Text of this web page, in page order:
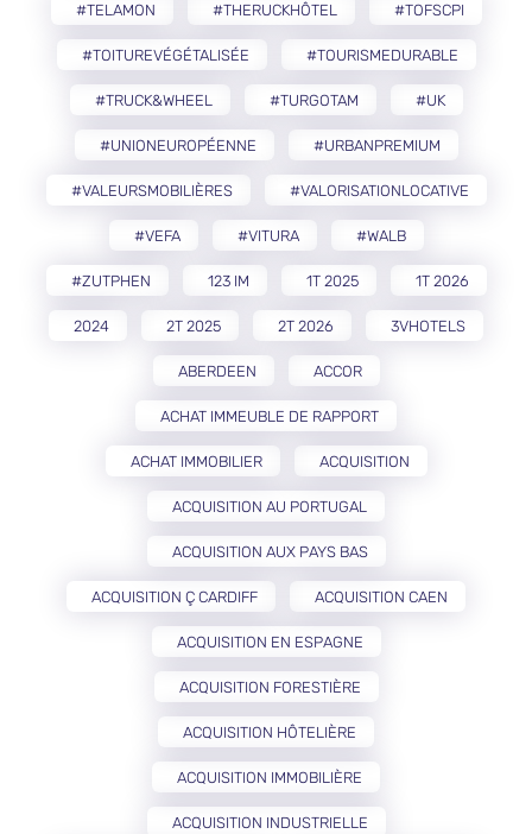
#TELAMON #THERUCKHÔTEL #TOFSCPI
#TOITUREVÉGÉTALISÉE #TOURISMEDURABLE
#TRUCK&WHEEL #TURGOTAM #UK
#UNIONEUROPÉENNE #URBANPREMIUM
#VALEURSMOBILIÈRES #VALORISATIONLOCATIVE
#VEFA #VITURA #WALB
#ZUTPHEN 123 IM 1T 2025 1T 2026
2024 2T 2025 2T 2026 3VHOTELS
ABERDEEN ACCOR
ACHAT IMMEUBLE DE RAPPORT
ACHAT IMMOBILIER ACQUISITION
ACQUISITION AU PORTUGAL
ACQUISITION AUX PAYS BAS
ACQUISITION Ç CARDIFF ACQUISITION CAEN
ACQUISITION EN ESPAGNE
ACQUISITION FORESTIÈRE
ACQUISITION HÔTELIÈRE
ACQUISITION IMMOBILIÈRE
ACQUISITION INDUSTRIELLE